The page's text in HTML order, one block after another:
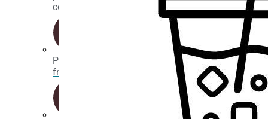
comida
Packaging
fritos